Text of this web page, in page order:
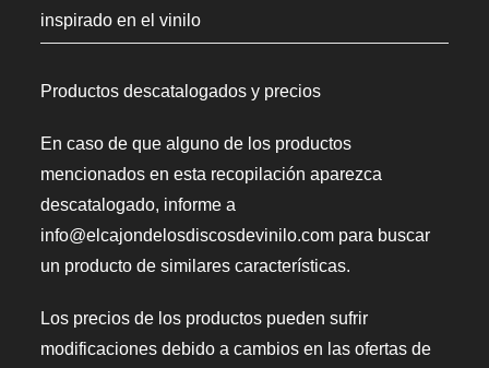
inspirado en el vinilo
Productos descatalogados y precios
En caso de que alguno de los productos
mencionados en esta recopilación aparezca
descatalogado, informe a
info@elcajondelosdiscosdevinilo.com para buscar
un producto de similares características.
Los precios de los productos pueden sufrir
modificaciones debido a cambios en las ofertas de